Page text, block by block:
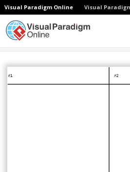
Visual Paradigm Online Visual